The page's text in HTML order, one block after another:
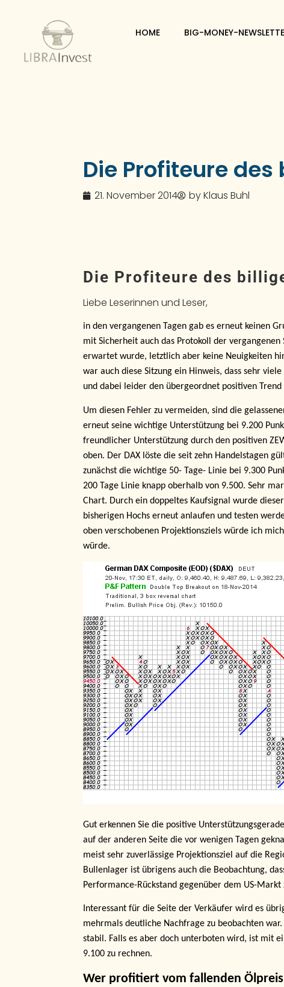
HOME BIG-MONEY-
Die Profiteure des
21. November 2014 byKlaus Buhl
Die Profiteure des
Liebe Leserinnen und Leser,
in den vergangenen Tagen gab es erneut keinen
mit Sicherheit auch das Protokoll der
erwartet wurde, letztlich aber keine Neuigkeiten
war auch diese Sitzung ein Hinweis, dass sehr
und dabei leider den übergeordnet positiven
Um diesen Fehler zu vermeiden, sind die
erneut seine wichtige Unterstützung bei 9.200
freundlicher Unterstützung durch den positiven
oben. Der DAX löste die seit zehn Handelstagen
zunächst die wichtige 50- Tage- Linie bei 9.300
200 Tage Linie knapp oberhalb von 9.500. Sehr
Chart. Durch ein doppeltes Kaufsignal wurde
bisherigen Hochs erneut anlaufen und testen
oben verschobenen Projektionsziels würde ich
würde.
Gut erkennen Sie die positive
auf der anderen Seite die vor wenigen Tagen
meist sehr zuverlässige Projektionsziel auf die
Bullenlager ist übrigens auch die Beobachtung,
Performance-Rückstand gegenüber dem US-
Interessant für die Seite der Verkäufer wird es
mehrmals deutliche Nachfrage zu beobachten
stabil. Falls es aber doch unterboten wird, ist mit
9.100 zu rechnen.
Wer profitiert vom fallenden